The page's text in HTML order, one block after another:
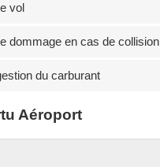
vol
dommage en cas de collision
du carburant
Aéroport